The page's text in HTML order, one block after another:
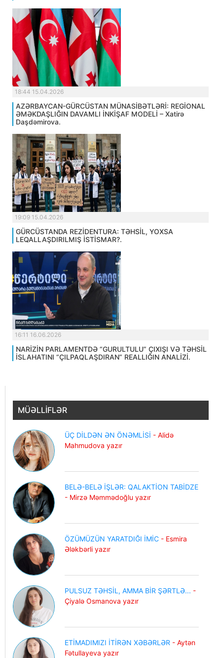
18:44 15.04.2026
AZƏRBAYCAN-GÜRCÜSTAN MÜNASİBƏTLƏRİ: REGİONAL
ƏMƏKDAŞLIĞIN DAVAMLI İNKİŞAF MODELİ – Xatirə
Daşdəmirova.
19:09 15.04.2026
GÜRCÜSTANDA REZİDENTURA: TƏHSİL, YOXSA
LEQALLAŞDIRILMIŞ İSTİSMAR?.
16:11 16.06.2026
NARİZİN PARLAMENTDƏ “GURULTULU” ÇIXIŞI VƏ TƏHSİL
İSLAHATINI “ÇILPAQLAŞDIRAN” REALLIĞIN ANALİZİ.
MÜƏLLİFLƏR
ÜÇ DİLDƏN ƏN ÖNƏMLİSİ - Alidə
Mahmudova yazır
BELƏ-BELƏ İŞLƏR: QALAKTİON TABİDZE
- Mirzə Məmmədoğlu yazır
ÖZÜMÜZÜN YARATDIĞI İMİC - Esmira
Ələkbərli yazır
PULSUZ TƏHSİL, AMMA BİR ŞƏRTLƏ... -
Çiyalə Osmanova yazır
ETİMADIMIZI İTİRƏN XƏBƏRLƏR - Aytən
Fətullayeva yazır